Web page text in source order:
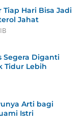
Hari Bisa Jadi
Jahat
Segera Diganti
Tidur Lebih
Arti bagi
Istri